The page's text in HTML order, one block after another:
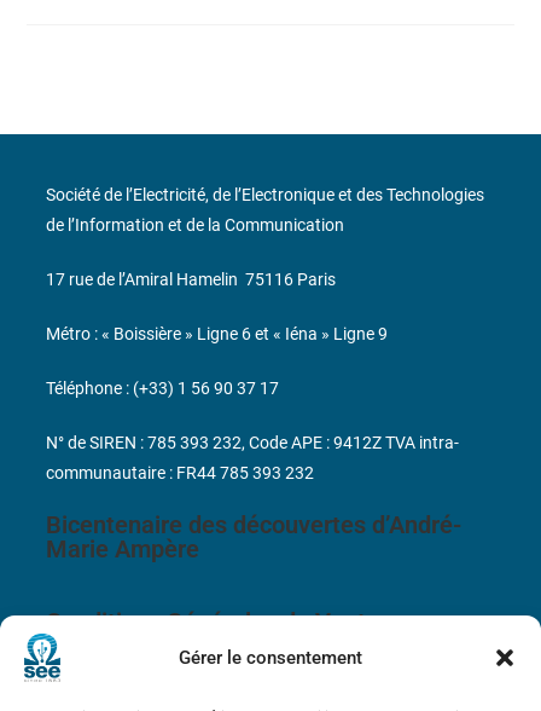
Gérer le consentement
Bicentenaire des découvertes d’André-
Marie Ampère
Conditions Générales de Vente
Société de l’Electricité, de l’Electronique et des Technologies
de l’Information et de la Communication
17 rue de l’Amiral Hamelin 75116 Paris
Métro : « Boissière » Ligne 6 et « Iéna » Ligne 9
Téléphone : (+33) 1 56 90 37 17
N° de SIREN : 785 393 232, Code APE : 9412Z TVA intra-
communautaire : FR44 785 393 232